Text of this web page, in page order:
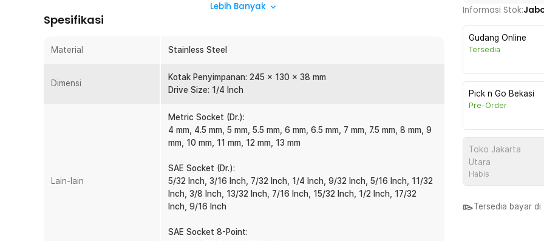
Set Kunci Soket Lengkap 40 PCS
umum digunakan. Dengan satu set ini, Anda tidak perlu membeli kunci soket tambahan untuk
Cocok untuk Otomotif dan DIY
maupun mesin kecil. Selain itu, cocok juga untuk proyek DIY di rumah seperti perakitan,
perbaikan furnitur, atau instalasi peralatan. Fleksibel untuk penggunaan profesional maupun
Semua kepala soket dan alat terbuat dari stainless steel berkualitas yang kuat dan tahan lama.
Material ini tidak mudah berkarat dan mampu menahan torsi dengan baik. Cocok untuk
penggunaan jangka panjang dan kondisi kerja yang intens.
Pegangan dan Aksesori Variatif
Set ini dilengkapi handle spinner, obeng, extension bar, dan adaptor untuk memudahkan berbagai
Lebih Banyak
Spesifikasi
Material Stainless Steel
Dimensi
Kotak Penyimpanan: 245 x 130 x 38 mm
Drive Size: 1/4 Inch
Lain-lain
Metric Socket (Dr.):
4 mm, 4.5 mm, 5 mm, 5.5 mm, 6 mm, 6.5 mm, 7 mm, 7.5 mm, 8 mm, 9
mm, 10 mm, 11 mm, 12 mm, 13 mm
SAE Socket (Dr.):
5/32 Inch, 3/16 Inch, 7/32 Inch, 1/4 Inch, 9/32 Inch, 5/16 Inch, 11/32
Inch, 3/8 Inch, 13/32 Inch, 7/16 Inch, 15/32 Inch, 1/2 Inch, 17/32
Inch, 9/16 Inch
SAE Socket 8-Point:
Informasi Stok:
Gudang Online
Tersedia
Pick n Go Bekasi
Pre-Order
Toko Jakarta
Utara
Habis
Tersedia bayar